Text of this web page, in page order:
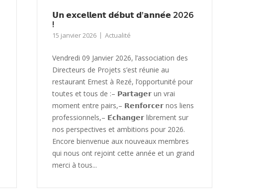
𝗨𝗻 𝗲𝘅𝗰𝗲𝗹𝗹𝗲𝗻𝘁 𝗱𝗲́𝗯𝘂𝘁 𝗱’𝗮𝗻𝗻𝗲́𝗲 2026
!
15 janvier 2026 Actualité
Vendredi 09 Janvier 2026, l’association des
Directeurs de Projets s’est réunie au
restaurant Ernest à Rezé, l’opportunité pour
toutes et tous de :– 𝗣𝗮𝗿𝘁𝗮𝗴𝗲𝗿 un vrai
moment entre pairs,– 𝗥𝗲𝗻𝗳𝗼𝗿𝗰𝗲𝗿 nos liens
professionnels,– 𝗘́𝗰𝗵𝗮𝗻𝗴𝗲𝗿 librement sur
nos perspectives et ambitions pour 2026.
Encore bienvenue aux nouveaux membres
qui nous ont rejoint cette année et un grand
merci à tous...